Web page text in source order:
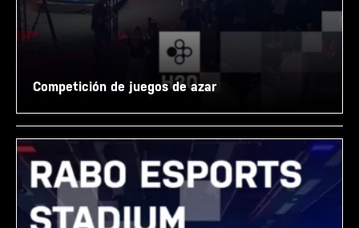
Competición de juegos de azar